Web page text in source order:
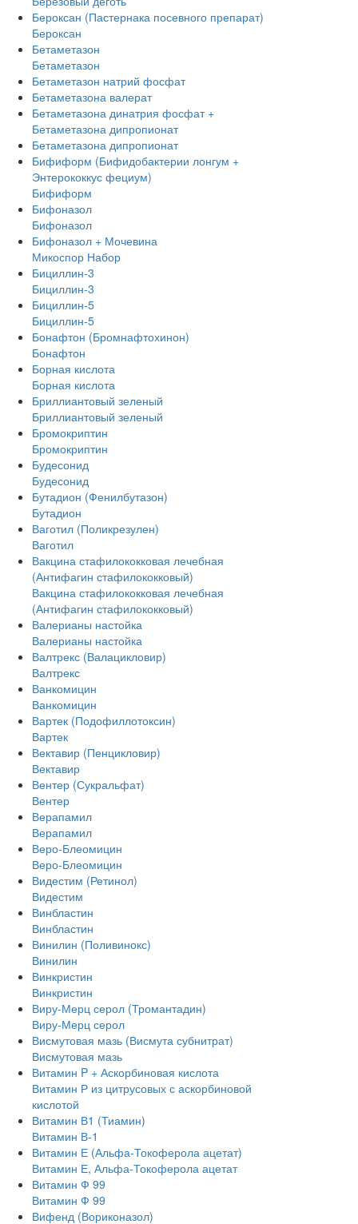
Бероксан (Пастернака посевного препарат)
Бероксан
Бетаметазон
Бетаметазон
Бетаметазон натрий фосфат
Бетаметазона валерат
Бетаметазона динатрия фосфат +
Бетаметазона дипропионат
Бетаметазона дипропионат
Бифиформ (Бифидобактерии лонгум +
Энтерококкус фециум)
Бифиформ
Бифоназол
Бифоназол
Бифоназол + Мочевина
Микоспор Набор
Бициллин-3
Бициллин-3
Бициллин-5
Бициллин-5
Бонафтон (Бромнафтохинон)
Бонафтон
Борная кислота
Борная кислота
Бриллиантовый зеленый
Бриллиантовый зеленый
Бромокриптин
Бромокриптин
Будесонид
Будесонид
Бутадион (Фенилбутазон)
Бутадион
Ваготил (Поликрезулен)
Ваготил
Вакцина стафилококковая лечебная
(Антифагин стафилококковый)
Вакцина стафилококковая лечебная
(Антифагин стафилококковый)
Валерианы настойка
Валерианы настойка
Валтрекс (Валацикловир)
Валтрекс
Ванкомицин
Ванкомицин
Вартек (Подофиллотоксин)
Вартек
Вектавир (Пенцикловир)
Вектавир
Вентер (Сукральфат)
Вентер
Верапамил
Верапамил
Веро-Блеомицин
Веро-Блеомицин
Видестим (Ретинол)
Видестим
Винбластин
Винбластин
Винилин (Поливинокс)
Винилин
Винкристин
Винкристин
Виру-Мерц серол (Тромантадин)
Виру-Мерц серол
Висмутовая мазь (Висмута субнитрат)
Висмутовая мазь
Витамин P + Аскорбиновая кислота
Витамин Р из цитрусовых с аскорбиновой
кислотой
Витамин В1 (Тиамин)
Витамин В-1
Витамин Е (Альфа-Токоферола ацетат)
Витамин Е, Альфа-Токоферола ацетат
Витамин Ф 99
Витамин Ф 99
Вифенд (Вориконазол)